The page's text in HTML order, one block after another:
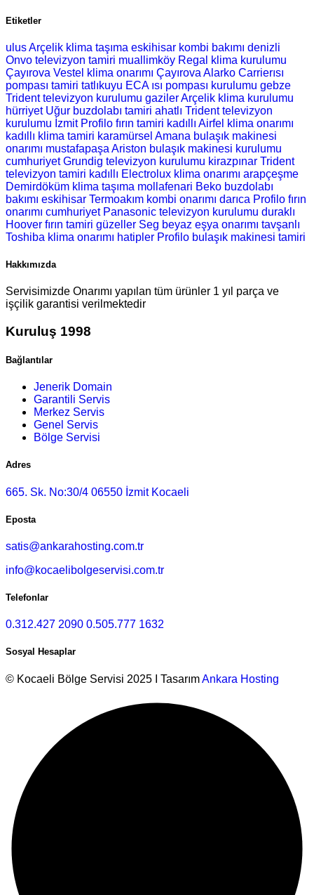
Etiketler
ulus Arçelik klima taşıma eskihisar kombi bakımı denizli
Onvo televizyon tamiri muallimköy Regal klima kurulumu
Çayırova Vestel klima onarımı Çayırova Alarko Carrierısı
pompası tamiri tatlıkuyu ECA ısı pompası kurulumu gebze
Trident televizyon kurulumu gaziler Arçelik klima kurulumu
hürriyet Uğur buzdolabı tamiri ahatlı Trident televizyon
kurulumu İzmit Profilo fırın tamiri kadıllı Airfel klima onarımı
kadıllı klima tamiri karamürsel Amana bulaşık makinesi
onarımı mustafapaşa Ariston bulaşık makinesi kurulumu
cumhuriyet Grundig televizyon kurulumu kirazpınar Trident
televizyon tamiri kadıllı Electrolux klima onarımı arapçeşme
Demirdöküm klima taşıma mollafenari Beko buzdolabı
bakımı eskihisar Termoakım kombi onarımı darıca Profilo fırın
onarımı cumhuriyet Panasonic televizyon kurulumu duraklı
Hoover fırın tamiri güzeller Seg beyaz eşya onarımı tavşanlı
Toshiba klima onarımı hatipler Profilo bulaşık makinesi tamiri
Hakkımızda
Servisimizde Onarımı yapılan tüm ürünler 1 yıl parça ve
işçilik garantisi verilmektedir
Kuruluş 1998
Bağlantılar
Jenerik Domain
Garantili Servis
Merkez Servis
Genel Servis
Bölge Servisi
Adres
665. Sk. No:30/4 06550 İzmit Kocaeli
Eposta
satis@ankarahosting.com.tr
info@kocaelibolgeservisi.com.tr
Telefonlar
0.312.427 2090 0.505.777 1632
Sosyal Hesaplar
© Kocaeli Bölge Servisi 2025 I TasarımAnkara Hosting